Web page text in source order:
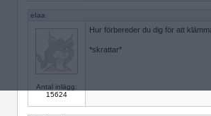
elaa
Antal inlägg:
15624
Hur förbereder du dig för att
*skrattar*